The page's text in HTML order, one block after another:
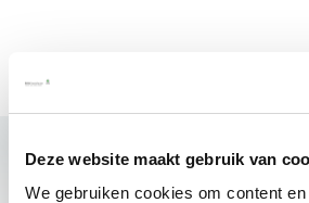
Deze website maakt gebruik van
We gebruiken cookies om content